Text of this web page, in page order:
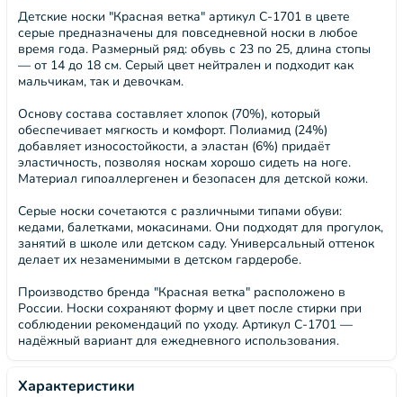
Детские носки "Красная ветка" артикул С-1701 в цвете
серые предназначены для повседневной носки в любое
время года. Размерный ряд: обувь с 23 по 25, длина стопы
— от 14 до 18 см. Серый цвет нейтрален и подходит как
мальчикам, так и девочкам.
Основу состава составляет хлопок (70%), который
обеспечивает мягкость и комфорт. Полиамид (24%)
добавляет износостойкости, а эластан (6%) придаёт
эластичность, позволяя носкам хорошо сидеть на ноге.
Материал гипоаллергенен и безопасен для детской кожи.
Серые носки сочетаются с различными типами обуви:
кедами, балетками, мокасинами. Они подходят для прогулок,
занятий в школе или детском саду. Универсальный оттенок
делает их незаменимыми в детском гардеробе.
Производство бренда "Красная ветка" расположено в
России. Носки сохраняют форму и цвет после стирки при
соблюдении рекомендаций по уходу. Артикул С-1701 —
надёжный вариант для ежедневного использования.
Характеристики